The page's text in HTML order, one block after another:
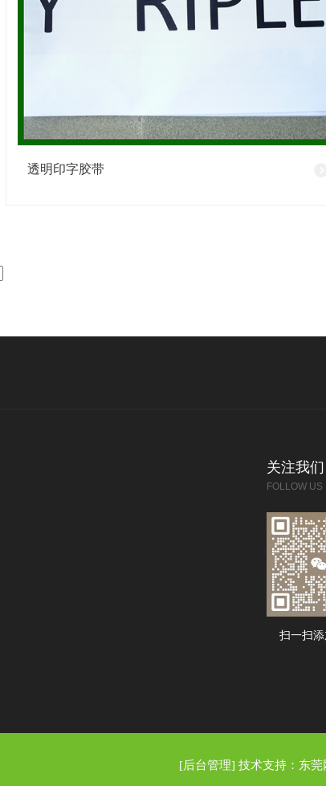
透明印字胶带
关注我们
FOLLOW US
扫一扫
[后台管理] 技术支持： 东莞